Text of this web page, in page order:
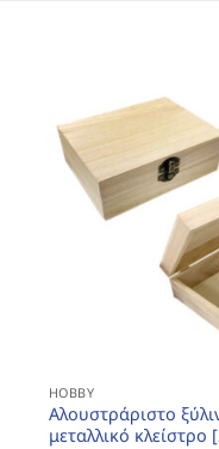
HOBBY
Αλουστράριστο
μεταλλικό κλείστρο